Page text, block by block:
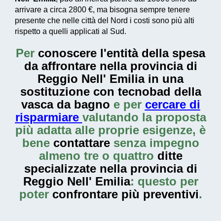
arrivare a circa 2800 €, ma bisogna sempre tenere
presente che nelle città del Nord i costi sono più alti
rispetto a quelli applicati al Sud.
Per conoscere l'entità della spesa
da affrontare nella provincia di
Reggio Nell' Emilia in una
sostituzione con tecnobad della
vasca da bagno e per cercare di
risparmiare valutando la proposta
più adatta alle proprie esigenze, è
bene contattaresenza impegno
almeno tre o quattro ditte
specializzate nella provincia di
Reggio Nell' Emilia: questo per
poter confrontare più preventivi.